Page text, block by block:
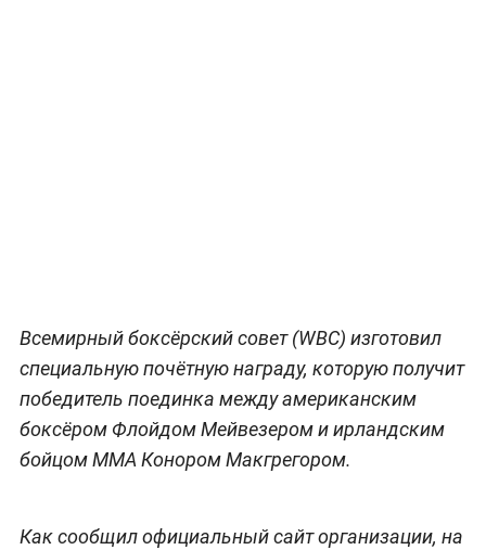
Всемирный боксёрский совет (WBC) изготовил
специальную почётную награду, которую получит
победитель поединка между американским
боксёром Флойдом Мейвезером и ирландским
бойцом ММА Конором Макгрегором.
Как сообщил официальный сайт организации, на